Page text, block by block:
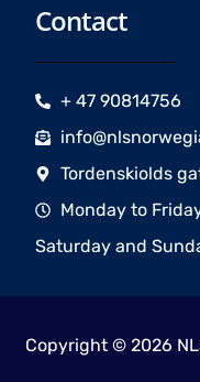
Contact
+ 47 90814756
Tordenskiolds
Monday to
Saturday and
Copyright © 2026